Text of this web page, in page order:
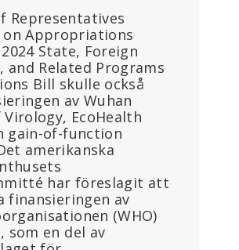
Representatives
Appropriations
2024 State, Foreign
and Related Programs
Bill skulle också
av Wuhan
EcoHealth
gain-of-function
amerikanska
har föreslagit att
finansieringen av
(WHO)
som en del av